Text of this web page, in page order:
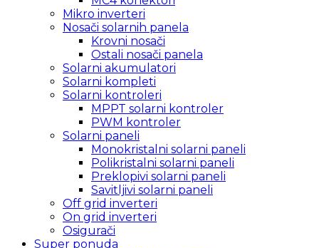
Mikro inverteri
Nosači solarnih panela
Krovni nosači
Ostali nosači panela
Solarni akumulatori
Solarni kompleti
Solarni kontroleri
MPPT solarni kontroler
PWM kontroler
Solarni paneli
Monokristalni solarni paneli
Polikristalni solarni paneli
Preklopivi solarni paneli
Savitljivi solarni paneli
Off grid inverteri
On grid inverteri
Osigurači
Super ponuda